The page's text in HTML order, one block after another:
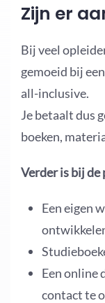
Zijn er
Bij veel
gemoeid bij
all-inclusive.
Je betaalt dus
boeken,
Verder is bij
Een eigen
Een online
contact te